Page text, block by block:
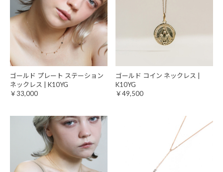
ゴールド プレート ステーション
ネックレス | K10YG
￥33,000
ゴールド コイン ネックレス |
K10YG
￥49,500